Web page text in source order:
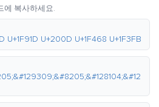
에 복사하세요.
U+1F91D U+200D U+1F468 U+1F3FB